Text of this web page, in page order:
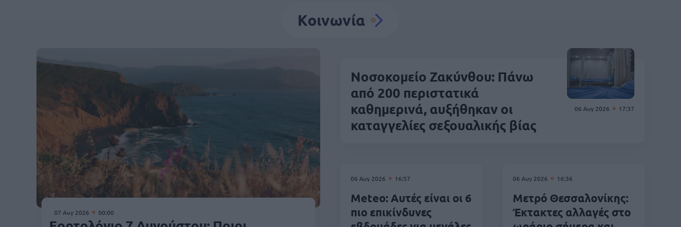
Κοινωνία
07 Αυγ 2026 00:00
06 Αυγ 2026 17:37
Νοσοκομείο Ζακύνθου: Πάνω
από 200 περιστατικά
καθημερινά, αυξήθηκαν οι
καταγγελίες σεξουαλικής βίας
06 Αυγ 2026 16:57
Meteo: Αυτές είναι οι 6
πιο επικίνδυνες
06 Αυγ 2026 16:36
Μετρό Θεσσαλονίκης:
Έκτακτες αλλαγές στο